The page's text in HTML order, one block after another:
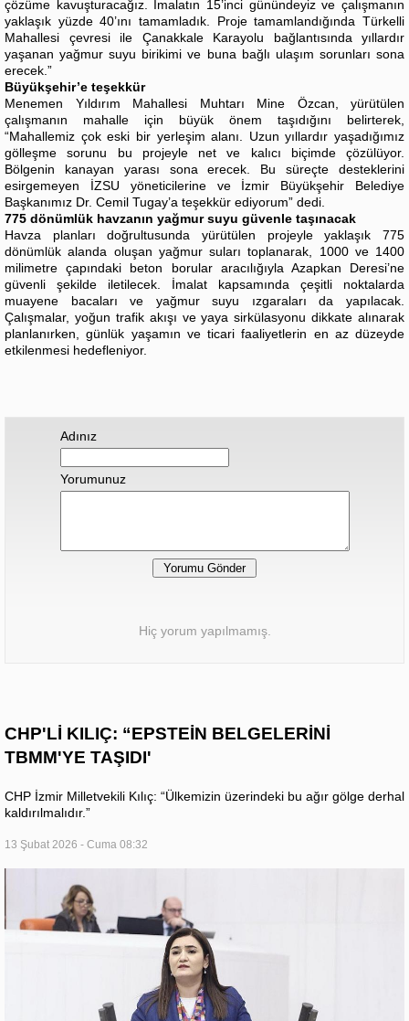
çözüme kavuşturacağız. İmalatın 15’inci günündeyiz ve çalışmanın
yaklaşık yüzde 40’ını tamamladık. Proje tamamlandığında Türkelli
Mahallesi çevresi ile Çanakkale Karayolu bağlantısında yıllardır
yaşanan yağmur suyu birikimi ve buna bağlı ulaşım sorunları sona
erecek.”
Büyükşehir’e teşekkür
Menemen Yıldırım Mahallesi Muhtarı Mine Özcan, yürütülen
çalışmanın mahalle için büyük önem taşıdığını belirterek,
“Mahallemiz çok eski bir yerleşim alanı. Uzun yıllardır yaşadığımız
gölleşme sorunu bu projeyle net ve kalıcı biçimde çözülüyor.
Bölgenin kanayan yarası sona erecek. Bu süreçte desteklerini
esirgemeyen İZSU yöneticilerine ve İzmir Büyükşehir Belediye
Başkanımız Dr. Cemil Tugay’a teşekkür ediyorum” dedi.
775 dönümlük havzanın yağmur suyu güvenle taşınacak
Havza planları doğrultusunda yürütülen projeyle yaklaşık 775
dönümlük alanda oluşan yağmur suları toplanarak, 1000 ve 1400
milimetre çapındaki beton borular aracılığıyla Azapkan Deresi’ne
güvenli şekilde iletilecek. İmalat kapsamında çeşitli noktalarda
muayene bacaları ve yağmur suyu ızgaraları da yapılacak.
Çalışmalar, yoğun trafik akışı ve yaya sirkülasyonu dikkate alınarak
planlanırken, günlük yaşamın ve ticari faaliyetlerin en az düzeyde
etkilenmesi hedefleniyor.
Adınız
Yorumunuz
Hiç yorum yapılmamış.
CHP'Lİ KILIÇ: “EPSTEİN BELGELERİNİ
TBMM'YE TAŞIDI'
CHP İzmir Milletvekili Kılıç: “Ülkemizin üzerindeki bu ağır gölge derhal
kaldırılmalıdır.”
13 Şubat 2026 - Cuma 08:32